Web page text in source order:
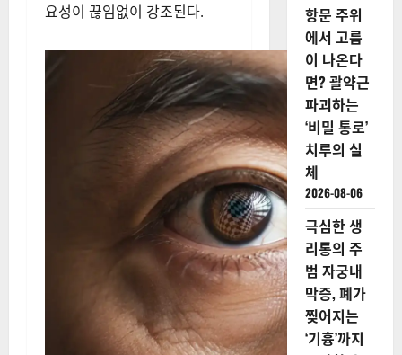
요성이 끊임없이 강조된다.
항문 주위
에서 고름
이 나온다
면? 괄약근
파괴하는
‘비밀 통로’
치루의 실
체
2026-08-06
극심한 생
리통의 주
범 자궁내
막증, 폐가
찢어지는
‘기흉’까지